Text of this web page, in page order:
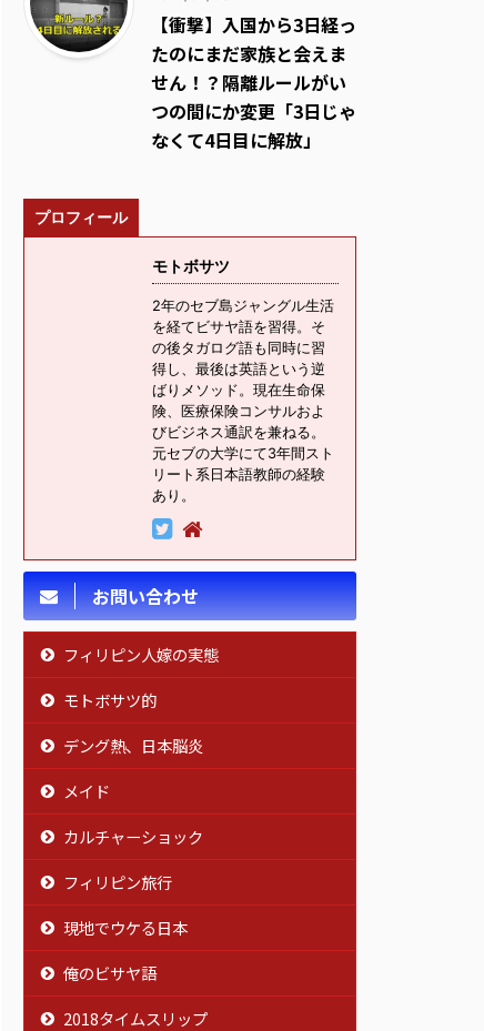
【衝撃】入国から3日経っ
たのにまだ家族と会えま
せん！？隔離ルールがい
つの間にか変更「3日じゃ
なくて4日目に解放」
プロフィール
モトボサツ
2年のセブ島ジャングル生活
を経てビサヤ語を習得。そ
の後タガログ語も同時に習
得し、最後は英語という逆
ばりメソッド。現在生命保
険、医療保険コンサルおよ
びビジネス通訳を兼ねる。
元セブの大学にて3年間スト
リート系日本語教師の経験
あり。
お問い合わせ
フィリピン人嫁の実態
モトボサツ的
デング熱、日本脳炎
メイド
カルチャーショック
フィリピン旅行
現地でウケる日本
俺のビサヤ語
2018タイムスリップ